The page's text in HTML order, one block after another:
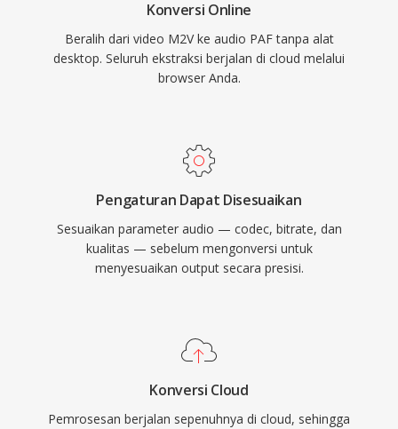
Konversi Online
Beralih dari video M2V ke audio PAF tanpa alat
desktop. Seluruh ekstraksi berjalan di cloud melalui
browser Anda.
Pengaturan Dapat Disesuaikan
Sesuaikan parameter audio — codec, bitrate, dan
kualitas — sebelum mengonversi untuk
menyesuaikan output secara presisi.
Konversi Cloud
Pemrosesan berjalan sepenuhnya di cloud, sehingga